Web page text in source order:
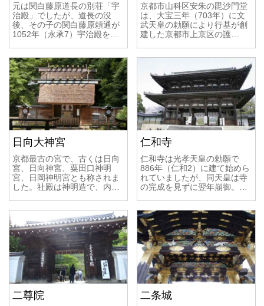
元は関白藤原道長の別荘「宇
治殿」でしたが、道長の没
後、その子の関白藤原頼通が
1052年（永承7）宇治殿を…
京都市山科区安朱の毘沙門堂
は、大宝三年（703年）に文
武天皇の勅願により行基が創
建した京都市上京区の護…
日向大神宮
京都最古の宮で、古くは日向
宮、日向神宮、粟田口神明
宮、日岡神明宮とも称されま
した。社殿は神明造で、内…
仁和寺
仁和寺は光孝天皇の勅願で
886年（仁和2）に建て始めら
れていましたが、同天皇は寺
の完成を見ずに翌年崩御。…
二尊院 二条城